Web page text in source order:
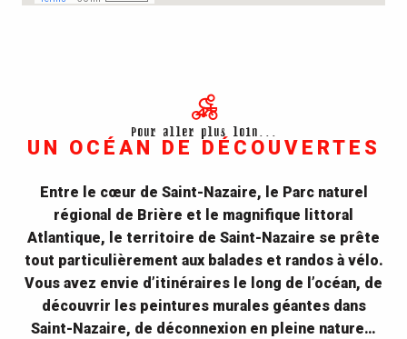
Pour aller plus loin...
UN OCÉAN DE DÉCOUVERTES
Entre le cœur de Saint-Nazaire, le Parc naturel
régional de Brière et le magnifique littoral
Atlantique, le territoire de Saint-Nazaire se prête
tout particulièrement aux balades et randos à vélo.
Vous avez envie d’itinéraires le long de l’océan, de
découvrir les peintures murales géantes dans
Saint-Nazaire, de déconnexion en pleine nature…